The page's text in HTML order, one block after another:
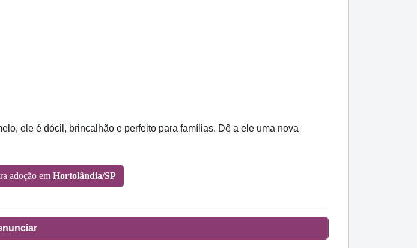
ele é dócil, brincalhão e perfeito para famílias. Dê a ele uma nova
adoção em Hortolândia/SP